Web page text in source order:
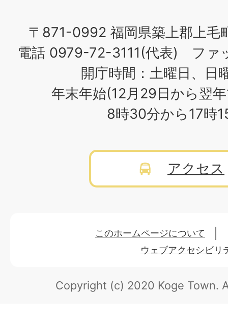
〒871-0992 福岡県築上郡上毛
電話 0979-72-3111(代表) ファ
開庁時間：土曜日、日
年末年始(12月29日から翌
8時30分から17時
アクセス
このホームページについて
ウェブアクセシビリ
Copyright (c) 2020 Koge Town.